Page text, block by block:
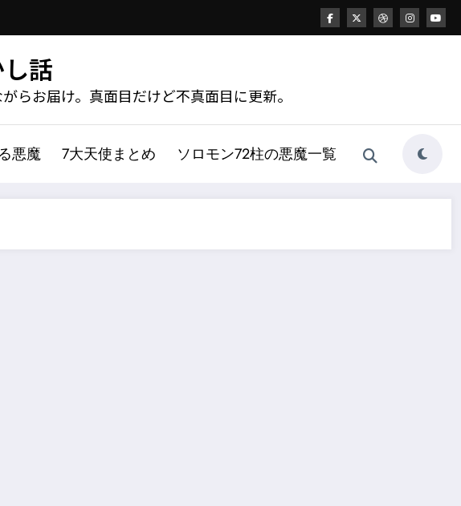
話
らお届け。真面目だけど不真面目に更新。
悪魔 7大天使まとめ ソロモン72柱の悪魔一覧